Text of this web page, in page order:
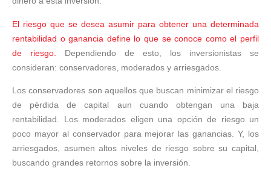
El riesgo que se desea asumir para obtener una determinada
rentabilidad o ganancia define lo que se conoce como el perfil
de riesgo.
Dependiendo de esto, los inversionistas se
consideran: conservadores, moderados y arriesgados.
Los conservadores son aquellos que buscan minimizar el riesgo
de pérdida de capital aun cuando obtengan una baja
rentabilidad. Los moderados eligen una opción de riesgo un
poco mayor al conservador para mejorar las ganancias. Y, los
arriesgados, asumen altos niveles de riesgo sobre su capital,
buscando grandes retornos sobre la inversión.